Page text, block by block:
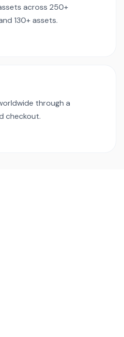
across 250+
130+ assets.
through a
checkout.